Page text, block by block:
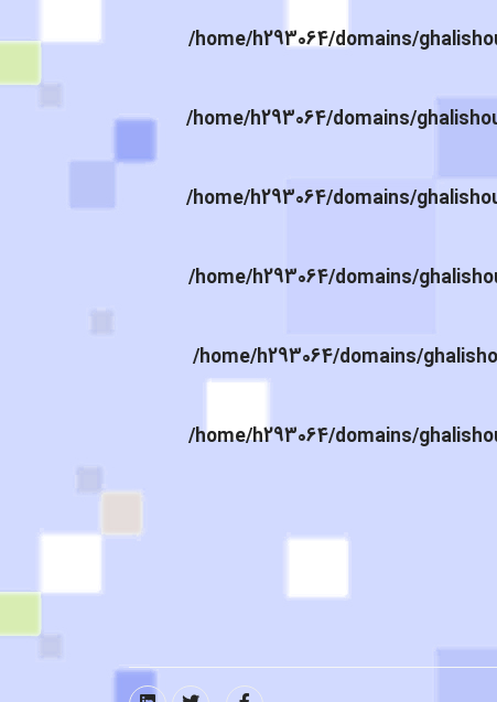
/home/h293064/domains/
/home/h293064/domains/
/home/h293064/domains/
/home/h293064/domains/
/home/h293064/domains/
/home/h293064/domains/